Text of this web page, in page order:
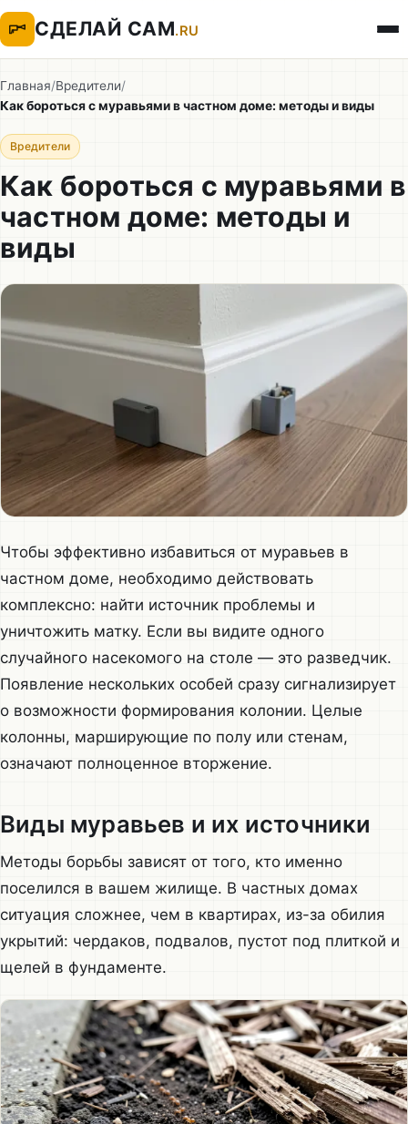
СДЕЛАЙ САМ.RU
Главная/Вредители/
Как бороться с муравьями в частном доме: методы и виды
Вредители
Как бороться с муравьями в
частном доме: методы и
виды
Чтобы эффективно избавиться от муравьев в
частном доме, необходимо действовать
комплексно: найти источник проблемы и
уничтожить матку. Если вы видите одного
случайного насекомого на столе — это разведчик.
Появление нескольких особей сразу сигнализирует
о возможности формирования колонии. Целые
колонны, марширующие по полу или стенам,
означают полноценное вторжение.
Виды муравьев и их источники
Методы борьбы зависят от того, кто именно
поселился в вашем жилище. В частных домах
ситуация сложнее, чем в квартирах, из-за обилия
укрытий: чердаков, подвалов, пустот под плиткой и
щелей в фундаменте.